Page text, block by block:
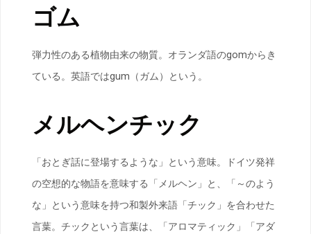
ゴム
弾力性のある植物由来の物質。オランダ語のgomからき
ている。英語ではgum（ガム）という。
メルヘンチック
「おとぎ話に登場するような」という意味。ドイツ発祥
の空想的な物語を意味する「メルヘン」と、「～のよう
な」という意味を持つ和製外来語「チック」を合わせた
言葉。チックという言葉は、「アロマティック」「アダ